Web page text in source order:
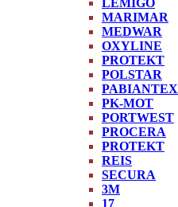
MARIMAR
MEDWAR
OXYLINE
PROTEKT
POLSTAR
PABIANTEX
PK-MOT
PORTWEST
PROCERA
PROTEKT
REIS
SECURA
3M
17